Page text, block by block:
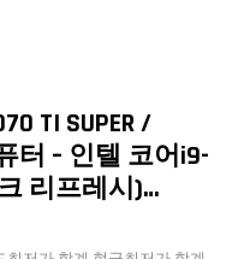
TI SUPER /
터 – 인텔 코어i9-
리프레시)…